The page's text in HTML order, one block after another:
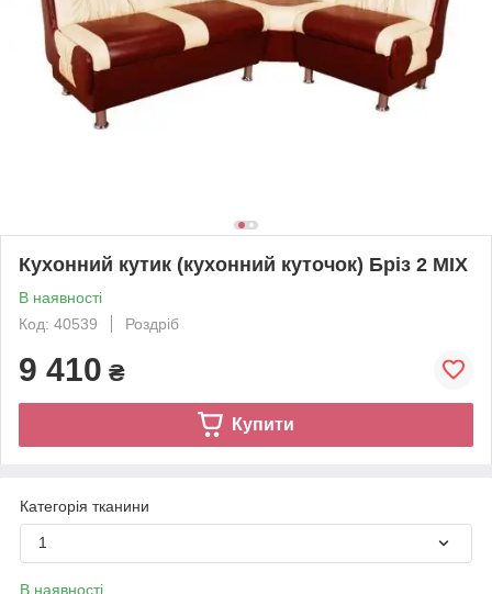
Кухонний кутик (кухонний куточок) Бріз 2 MIX
В наявності
Код: 40539
Роздріб
9 410 ₴
Купити
Категорія тканини
1
В наявності